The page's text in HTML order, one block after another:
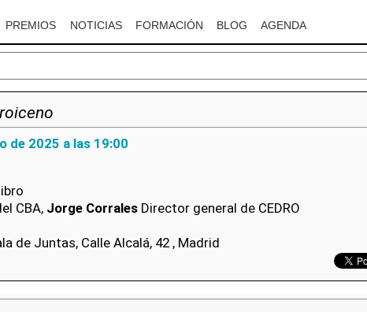
PREMIOS NOTICIAS FORMACIÓN BLOG AGENDA
de 2025 a las 19:00
CBA, Jorge Corrales Director general de CEDRO
de Juntas, Calle Alcalá, 42 , Madrid